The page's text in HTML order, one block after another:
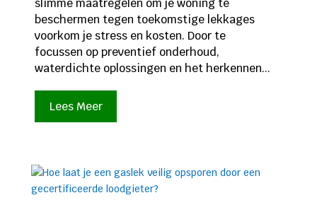
slimme maatregelen om je woning te
beschermen tegen toekomstige lekkages
voorkom je stress en kosten. Door te
focussen op preventief onderhoud,
waterdichte oplossingen en het herkennen...
Lees Meer